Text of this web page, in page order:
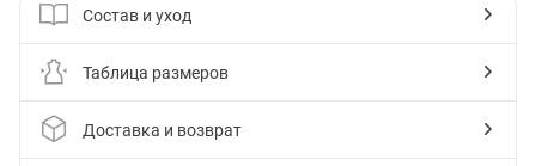
Состав и уход
Таблица размеров
Доставка и возврат